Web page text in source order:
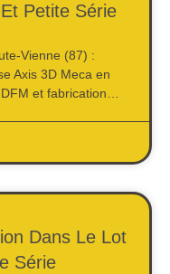
Petite Série
Vienne (87) :
Axis 3D Meca en
et fabrication…
Dans Le Lot
Série